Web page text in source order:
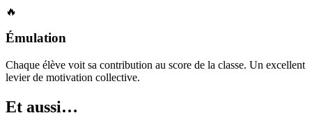
🔥
Émulation
Chaque élève voit sa contribution au score de la classe. Un excellent
levier de motivation collective.
Et aussi…